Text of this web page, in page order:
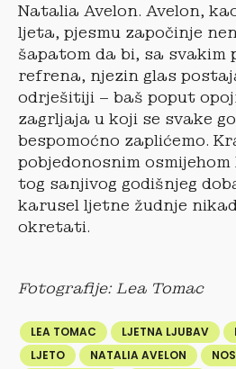
Natalia Avelon. Avelon,
ljeta, pjesmu započinje
šapatom da bi, sa svakim
refrena, njezin glas
odrješitiji – baš poput
zagrljaja u koji se svake
bespomoćno zaplićemo.
pobjedonosnim
tog sanjivog godišnjeg
karusel ljetne žudnje
okretati.
Fotografije: Lea Tomac
LEA TOMAC LJETNA LJUBAV
LJETO
NATALIA AVELON